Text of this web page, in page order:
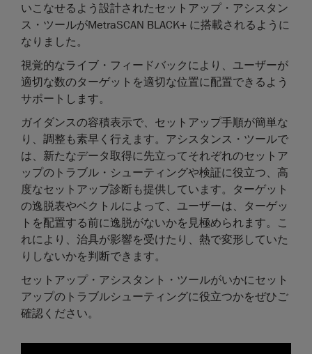
いこなせるよう設計されたセットアップ・アシスタン
ス・ツールがMetraSCAN BLACK+ に搭載されるように
なりました。
視覚的なライブ・フィードバックにより、ユーザーが
適切な数のターゲットを適切な位置に配置できるよう
サポートします。
ガイダンスの容積表示で、セットアップ手順が簡単な
り、調整も素早く行えます。アシスタンス・ツールで
は、新たなデータ取得に先立ってそれぞれのセットア
ップのトラブル・シューティングや検証に役立つ、高
度なセットアップ診断も提供しています。ターゲット
の逸脱表やベクトルによって、ユーザーは、ターゲッ
トを配置する前に逸脱がないかを見極められます。こ
れにより、治具が影響を受けたり、熱で変形していた
りしないかを判断できます。
セットアップ・アシスタント・ツールがいかにセット
アップのトラブルシューティングに役立つかをぜひご
確認ください。